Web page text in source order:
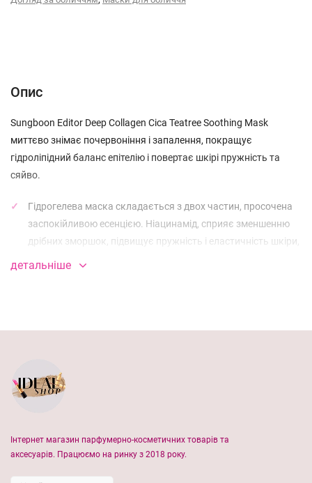
Опис
Sungboon Editor Deep Collagen Cica Teatree Soothing Mask
миттєво знімає почервоніння і запалення, покращує
гідроліпідний баланс епітелію і повертає шкірі пружність та
сяйво.
Гідрогелева маска складається з двох частин, просочена
заспокійливою есенцією. Ніацинамід, сприяє зменшенню
дрібних зморшок, підвищує пружність і еластичність шкіри,
зменшуючи при цьому почервоніння.
зволожена, заспокоєна і підтягнута.
детальніше
Інтернет магазин парфумерно-косметичних товарів та
аксесуарів. Працюємо на ринку з 2018 року.